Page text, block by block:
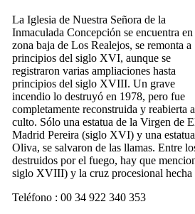
La Iglesia de Nuestra Señora de la
Inmaculada Concepción se encuentra en
zona baja de Los Realejos, se remonta a
principios del siglo XVI, aunque se
registraron varias ampliaciones hasta
principios del siglo XVIII. Un grave
incendio lo destruyó en 1978, pero fue
completamente reconstruida y reabierta
culto. Sólo una estatua de la Virgen de
Madrid Pereira (siglo XVI) y una
Oliva, se salvaron de las llamas. Entre
destruidos por el fuego, hay que
siglo XVIII) y la cruz procesional
Teléfono : 00 34 922 340 353